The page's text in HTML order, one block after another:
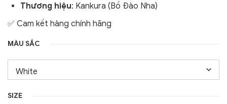
Thương hiệu: Kankura (Bồ Đào Nha)
✅ Cam kết hàng chính hãng
MÀU SẮC
SIZE